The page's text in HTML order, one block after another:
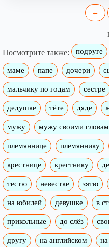
←
Посмотрите также: подруге
маме папе дочери
мальчику по годам сестре
дедушке тёте дяде
мужу мужу своими
племяннице племяннику
крестнице крестнику
тестю невестке зятю
на юбилей девушке в
прикольные до слёз
другу на английском